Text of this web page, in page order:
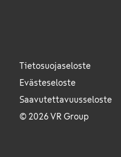
Tietosuojaseloste
Evästeseloste
Saavutettavuusseloste
© 2026 VR Group